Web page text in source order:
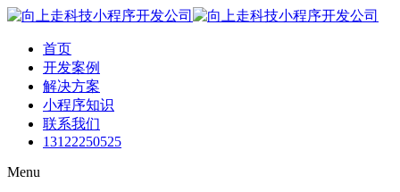
首页
开发案例
解决方案
小程序知识
联系我们
13122250525
Menu